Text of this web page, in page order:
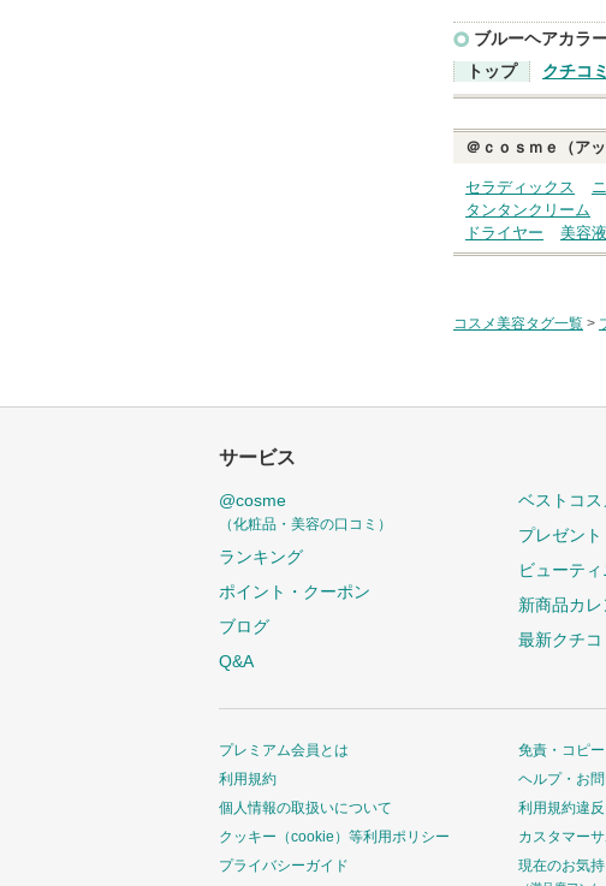
ブルーヘアカラ
トップ
クチコミ
＠ｃｏｓｍｅ（ア
セラディックス
タンタンクリーム
ドライヤー
美容
コスメ美容タグ一覧 >
サービス
@cosme
（化粧品・美容の口コミ）
ランキング
ポイント・クーポン
ブログ
Q&A
ベストコス
プレゼント
ビューテ
新商品カレ
最新クチコ
プレミアム会員とは
利用規約
個人情報の取扱いについて
クッキー（cookie）等利用ポリシー
プライバシーガイド
免責・コピー
ヘルプ・お
利用規約違
カスタマー
現在のお気